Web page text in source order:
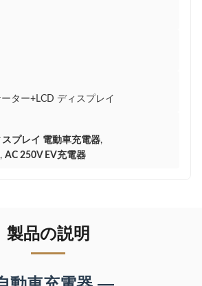
ター+LCD ディスプレイ
プレイ 電動車充電器,
, AC 250V EV充電器
製品の説明